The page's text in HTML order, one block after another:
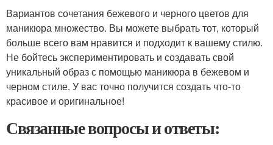
Вариантов сочетания бежевого и черного цветов для
маникюра множество. Вы можете выбрать тот, который
больше всего вам нравится и подходит к вашему стилю.
Не бойтесь экспериментировать и создавать свой
уникальный образ с помощью маникюра в бежевом и
черном стиле. У вас точно получится создать что-то
красивое и оригинальное!
Связанные вопросы и ответы: